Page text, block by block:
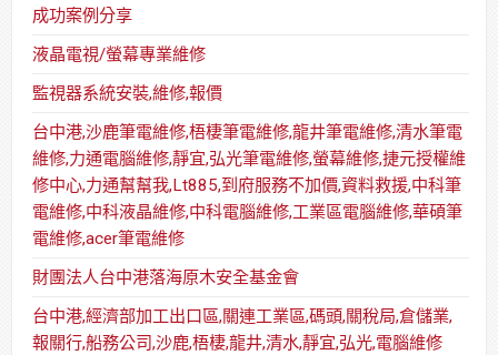
成功案例分享
液晶電視/螢幕專業維修
監視器系統安裝,維修,報價
台中港,沙鹿筆電維修,梧棲筆電維修,龍井筆電維修,清水筆電
維修,力通電腦維修,靜宜,弘光筆電維修,螢幕維修,捷元授權維
修中心,力通幫幫我,Lt885,到府服務不加價,資料救援,中科筆
電維修,中科液晶維修,中科電腦維修,工業區電腦維修,華碩筆
電維修,acer筆電維修
財團法人台中港落海原木安全基金會
台中港,經濟部加工出口區,關連工業區,碼頭,關稅局,倉儲業,
報關行,船務公司,沙鹿,梧棲,龍井,清水,靜宜,弘光,電腦維修